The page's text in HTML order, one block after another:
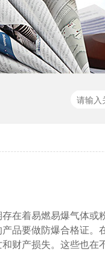
在着易燃易爆气体或
品要做防爆合格证。
财产损失。这些也